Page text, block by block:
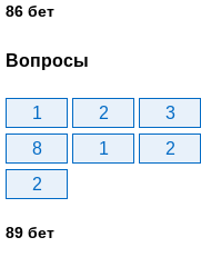
86 бет
Вопросы
1 2 3
8
1 2
2
89 бет